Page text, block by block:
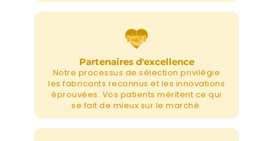
Partenaires d'excellence
Notre processus de sélection privilégie
les fabricants reconnus et les innovations
éprouvées. Vos patients méritent ce qui
se fait de mieux sur le marché.